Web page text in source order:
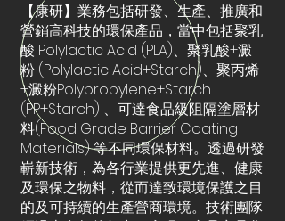
【康研】業務包括研發、生產、推廣和
營銷高科技的環保產品，當中包括聚乳
酸 Polylactic Acid (PLA)、聚乳酸+澱
粉 (Polylactic Acid+Starch)、聚丙烯
+澱粉Polypropylene+Starch
(PP+Starch) 、可達食品級阻隔塗層材
料(Food Grade Barrier Coating
Materials) 等不同環保材料。透過研發
嶄新技術，為各行業提供更先進、健康
及環保之物料，從而達致環境保護之目
的及可持續的生產營商環境。技術團隊